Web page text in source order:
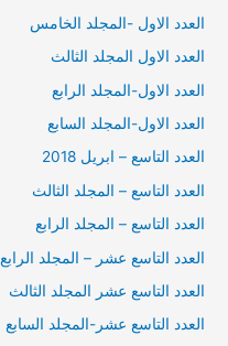
العدد الاول -المجلد الخامس
العدد الاول المجلد الثالث
العدد الاول-المجلد الرابع
العدد الاول-المجلد السابع
العدد التاسع – ابريل 2018
العدد التاسع – المجلد الثالث
العدد التاسع – المجلد الرابع
العدد التاسع عشر – المجلد الرابع
العدد التاسع عشر المجلد الثالث
العدد التاسع عشر-المجلد السابع